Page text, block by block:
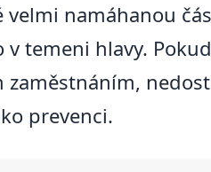
namáhanou
temeni hlavy.
zaměstnáním,
prevenci.